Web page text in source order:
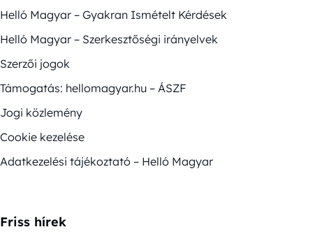
Helló Magyar – Gyakran Ismételt Kérdések
Helló Magyar – Szerkesztőségi irányelvek
Szerzői jogok
Támogatás: hellomagyar.hu – ÁSZF
Jogi közlemény
Cookie kezelése
Adatkezelési tájékoztató – Helló Magyar
Friss hírek